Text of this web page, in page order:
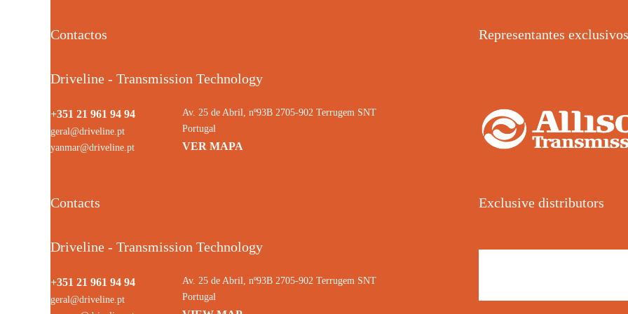
Contactos
Driveline - Transmission Technology
+351 21 961 94 94
geral@driveline.pt
yanmar@driveline.pt
Av. 25 de Abril, nº93B 2705-902 Terrugem SNT
Portugal
VER MAPA
Representantes exclusivos
Contacts
Driveline - Transmission Technology
+351 21 961 94 94
geral@driveline.pt
Av. 25 de Abril, nº93B 2705-902 Terrugem SNT
Portugal
Exclusive distributors